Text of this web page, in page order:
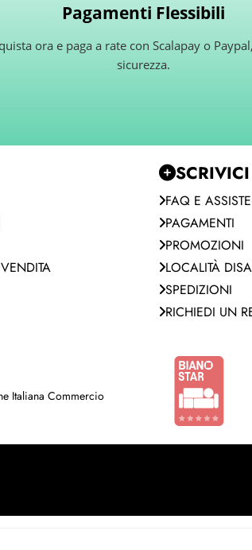
Pagamenti Flessibili
ora e paga a rate con Scalapay o
sicurezza.
SCRIVICI
FAQ E
PAGAMENTI
PROMOZIONI
LOCALITÀ
SPEDIZIONI
RICHIEDI UN